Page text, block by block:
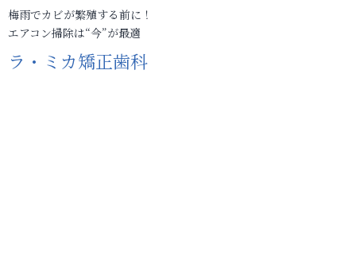
梅雨でカビが繁殖する前に！
エアコン掃除は“今”が最適
ラ・ミカ矯正歯科